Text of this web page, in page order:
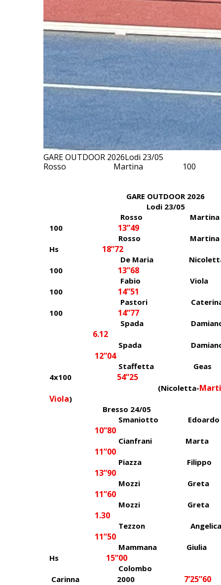
GARE OUTDOOR 2026Lodi 23/
Rosso Martina 100
GARE OUTDOOR 2026
Lodi 23/05
Rosso
100 13”49
Rosso
Hs 18”72
De Maria
100 13”68
Fabio
100 14”51
Pastori
100 14”77
Spada Damiano
6.12
Spada
12”04
Staffetta
4x100 54”25
(Nicoletta-
Viola)
Bresso 24/05
Smaniotto
10”80
Cianfrani
11”00
Piazza
13”90
Mozzi
11”60
Mozzi Greta
1.30
Tezzon
11”50
Mammana
Hs 15”00
Colombo
Carinna 2000 7’25”60